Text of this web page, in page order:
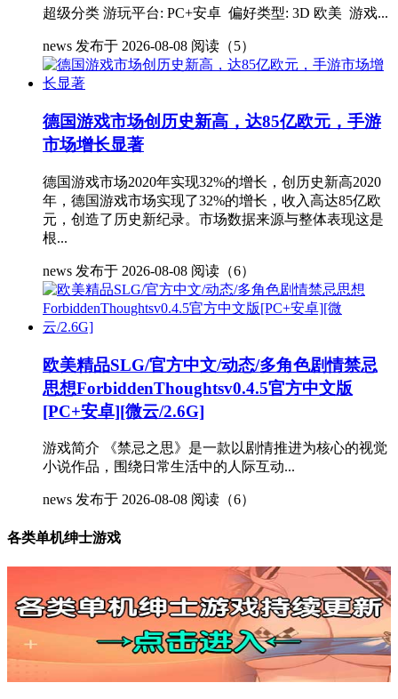
超级分类 游玩平台: PC+安卓 偏好类型: 3D 欧美 游戏...
news 发布于 2026-08-08 阅读（5）
德国游戏市场创历史新高，达85亿欧元，手游
市场增长显著
德国游戏市场2020年实现32%的增长，创历史新高2020
年，德国游戏市场实现了32%的增长，收入高达85亿欧
元，创造了历史新纪录。市场数据来源与整体表现这是
根...
news 发布于 2026-08-08 阅读（6）
欧美精品SLG/官方中文/动态/多角色剧情禁忌
思想ForbiddenThoughtsv0.4.5官方中文版
[PC+安卓][微云/2.6G]
游戏简介 《禁忌之思》是一款以剧情推进为核心的视觉
小说作品，围绕日常生活中的人际互动...
news 发布于 2026-08-08 阅读（6）
各类单机绅士游戏